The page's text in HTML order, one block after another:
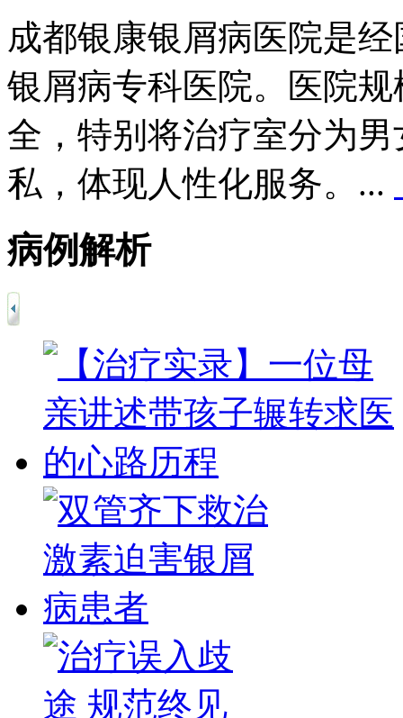
成都银康银屑病医院是
银屑病专科医院。医院
全，特别将治疗室分为
私，体现人性化服务。...
病例解析